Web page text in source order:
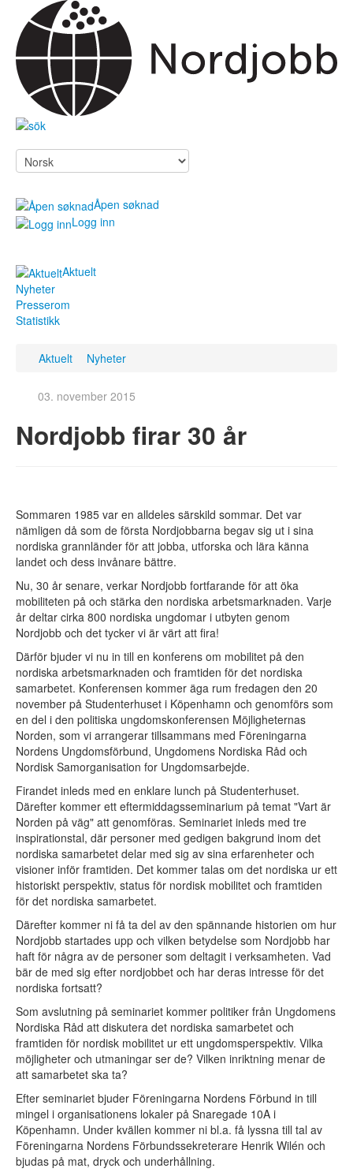
Åpen søknad
Logg inn
Søk jobb
For arbeidsgivere
Aktuelt
Ledige jobber
For arbeidsgivere
Slik går det til
Hvorfor Nordjobb?
Spørsmål og svar
Generelle vilkår
Registrer arbeidsplass
Hva er Nordjobb?
Kultur og fritid
Utleie
Spørsmål og svar
Historie
Visjon
Nordjobbambassadører
Aktuelt
Aktuelt
Nyheter
Presserom
Statistikk
Kontakt
Åpen søknad
Logg inn
Språk:
DA
SV
NO
FI
IS
FO
KL
Aktuelt
Nyheter
Presserom
Statistikk
Aktuelt Nyheter
03. november 2015
Nordjobb firar 30 år
Sommaren 1985 var en alldeles särskild sommar. Det var
nämligen då som de första Nordjobbarna begav sig ut i sina
nordiska grannländer för att jobba, utforska och lära känna
landet och dess invånare bättre.
Nu, 30 år senare, verkar Nordjobb fortfarande för att öka
mobiliteten på och stärka den nordiska arbetsmarknaden. Varje
år deltar cirka 800 nordiska ungdomar i utbyten genom
Nordjobb och det tycker vi är värt att fira!
Därför bjuder vi nu in till en konferens om mobilitet på den
nordiska arbetsmarknaden och framtiden för det nordiska
samarbetet. Konferensen kommer äga rum fredagen den 20
november på Studenterhuset i Köpenhamn och genomförs som
en del i den politiska ungdomskonferensen Möjligheternas
Norden, som vi arrangerar tillsammans med Föreningarna
Nordens Ungdomsförbund, Ungdomens Nordiska Råd och
Nordisk Samorganisation for Ungdomsarbejde.
Firandet inleds med en enklare lunch på Studenterhuset.
Därefter kommer ett eftermiddagsseminarium på temat "Vart är
Norden på väg" att genomföras. Seminariet inleds med tre
inspirationstal, där personer med gedigen bakgrund inom det
nordiska samarbetet delar med sig av sina erfarenheter och
visioner inför framtiden. Det kommer talas om det nordiska ur ett
historiskt perspektiv, status för nordisk mobilitet och framtiden
för det nordiska samarbetet.
Därefter kommer ni få ta del av den spännande historien om hur
Nordjobb startades upp och vilken betydelse som Nordjobb har
haft för några av de personer som deltagit i verksamheten. Vad
bär de med sig efter nordjobbet och har deras intresse för det
nordiska fortsatt?
Som avslutning på seminariet kommer politiker från Ungdomens
Nordiska Råd att diskutera det nordiska samarbetet och
framtiden för nordisk mobilitet ur ett ungdomsperspektiv. Vilka
möjligheter och utmaningar ser de? Vilken inriktning menar de
att samarbetet ska ta?
Efter seminariet bjuder Föreningarna Nordens Förbund in till
mingel i organisationens lokaler på Snaregade 10A i
Köpenhamn. Under kvällen kommer ni bl.a. få lyssna till tal av
Föreningarna Nordens Förbundssekreterare Henrik Wilén och
bjudas på mat, dryck och underhållning.